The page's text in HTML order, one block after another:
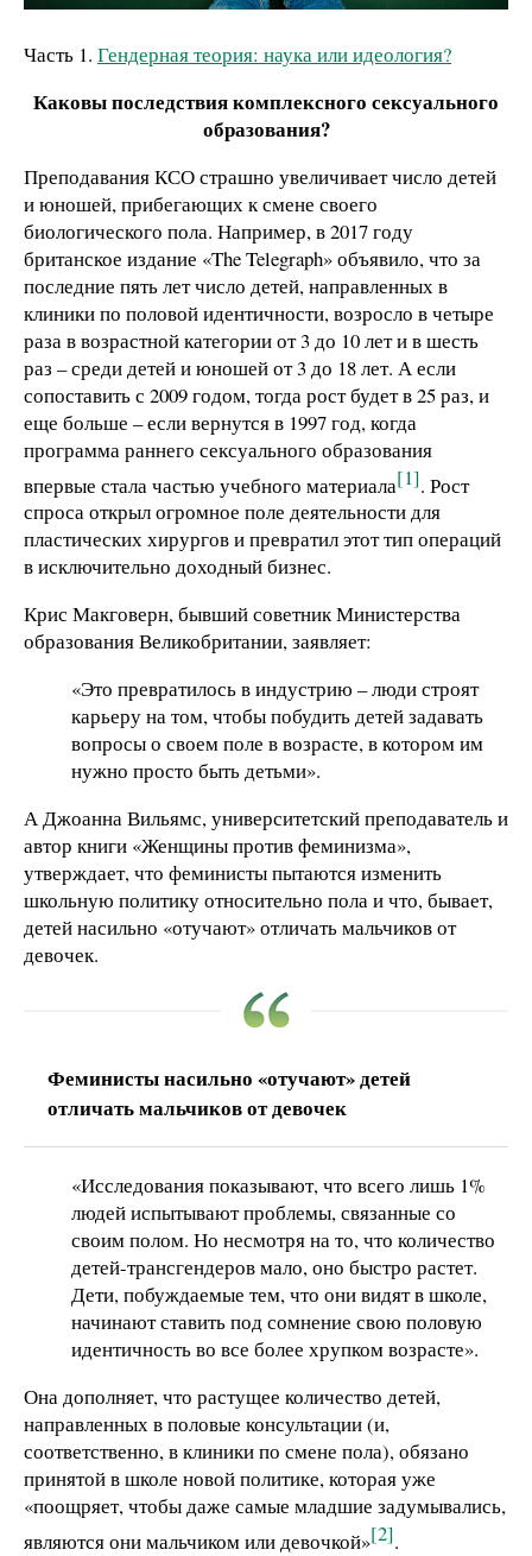
Часть 1. Гендерная теория: наука или идеология?
Каковы последствия комплексного сексуального
образования?
Преподавания КСО страшно увеличивает число детей
и юношей, прибегающих к смене своего
биологического пола. Например, в 2017 году
британское издание «The Telegraph» объявило, что за
последние пять лет число детей, направленных в
клиники по половой идентичности, возросло в четыре
раза в возрастной категории от 3 до 10 лет и в шесть
раз – среди детей и юношей от 3 до 18 лет. А если
сопоставить с 2009 годом, тогда рост будет в 25 раз, и
еще больше – если вернутся в 1997 год, когда
программа раннего сексуального образования
впервые стала частью учебного материала[1]. Рост
спроса открыл огромное поле деятельности для
пластических хирургов и превратил этот тип операций
в исключительно доходный бизнес.
Крис Макговерн, бывший советник Министерства
образования Великобритании, заявляет:
«Это превратилось в индустрию – люди строят
карьеру на том, чтобы побудить детей задавать
вопросы о своем поле в возрасте, в котором им
нужно просто быть детьми».
А Джоанна Вильямс, университетский преподаватель и
автор книги «Женщины против феминизма»,
утверждает, что феминисты пытаются изменить
школьную политику относительно пола и что, бывает,
детей насильно «отучают» отличать мальчиков от
девочек.
Феминисты насильно «отучают» детей
отличать мальчиков от девочек
«Исследования показывают, что всего лишь 1%
людей испытывают проблемы, связанные со
своим полом. Но несмотря на то, что количество
детей-трансгендеров мало, оно быстро растет.
Дети, побуждаемые тем, что они видят в школе,
начинают ставить под сомнение свою половую
идентичность во все более хрупком возрасте».
Она дополняет, что растущее количество детей,
направленных в половые консультации (и,
соответственно, в клиники по смене пола), обязано
принятой в школе новой политике, которая уже
«поощряет, чтобы даже самые младшие задумывались,
являются они мальчиком или девочкой»[2].